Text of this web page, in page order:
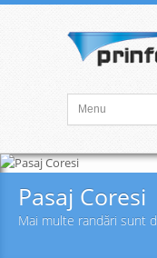
Pasaj Coresi
Mai multe randări sunt